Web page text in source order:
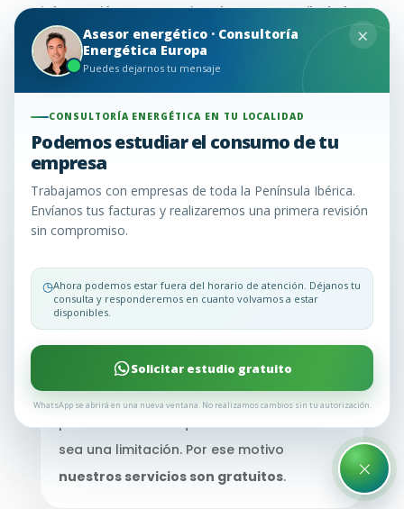
información que necesitas, hemos recopilado las
preguntas más comunes que nuestros clientes
nos hacen. Aquí encontrarás respuestas claras y
concisas para ayudarte a tomar decisiones
¿Sigues teniendo dudas? Llámanos y te lo
explicamos todo o envíanos un WhatsApp
¿Implican costos los estudios que
No, en Consultoría Energética EU, no te
cobramos por nuestros servicios de
asesoría energética. Reconocemos que
cada cliente tiene requerimientos únicos, y
nuestra misión es brindar un servicio
personalizado sin que el costo del estudio
sea una limitación. Por ese motivo
nuestros servicios son gratuitos.
Asesor energético · Consultoría
Energética Europa
Puedes dejarnos tu mensaje
×
CONSULTORÍA ENERGÉTICA EN TU LOCALIDAD
Podemos estudiar el consumo de tu
empresa
Trabajamos con empresas de toda la Península Ibérica.
Envíanos tus facturas y realizaremos una primera revisión
sin compromiso.
◷Ahora podemos estar fuera del horario de atención. Déjanos tu
consulta y responderemos en cuanto volvamos a estar
disponibles.
Solicitar estudio gratuito
WhatsApp se abrirá en una nueva ventana. No realizamos cambios sin tu autorización.
×